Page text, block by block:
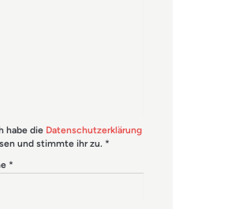
habe die Datenschutzerklärung
und stimmte ihr zu. *
*